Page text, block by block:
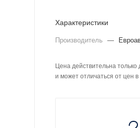
Характеристики
Производитель —
Цена действительна
и может отличаться от цен